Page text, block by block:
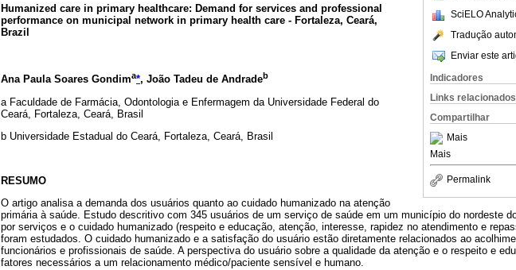
SciELO
Tradução
Enviar este
Indicadores
Links relacionados
Compartilhar
Mais
Mais
Permalink
Humanized care in primary healthcare: Demand for services and professional
performance on municipal network in primary health care - Fortaleza, Ceará,
Brazil
Ana Paula Soares Gondima*, João Tadeu de Andradeb
a Faculdade de Farmácia, Odontologia e Enfermagem da Universidade Federal do
Ceará, Fortaleza, Ceará, Brasil
b Universidade Estadual do Ceará, Fortaleza, Ceará, Brasil
RESUMO
O artigo analisa a demanda dos usuários quanto ao cuidado humanizado na atenção
primária à saúde. Estudo descritivo com 345 usuários de um serviço de saúde em um município do nordeste
por serviços e o cuidado humanizado (respeito e educação, atenção, interesse, rapidez no atendimento e
foram estudados. O cuidado humanizado e a satisfação do usuário estão diretamente relacionados ao
funcionários e profissionais de saúde. A perspectiva do usuário sobre a qualidade da atenção e o respeito e
fatores necessários a um relacionamento médico/paciente sensível e humano.